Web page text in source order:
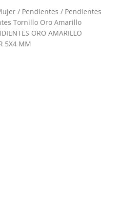
/ Pendientes / Pendientes
Tornillo Oro Amarillo
ORO AMARILLO
5X4 MM